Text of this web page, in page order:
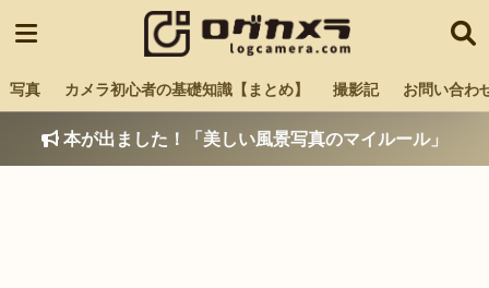
写真 カメラ初心者の基礎知識【まとめ】 撮影記 お問い合わ
本が出ました！「美しい風景写真のマイルール」